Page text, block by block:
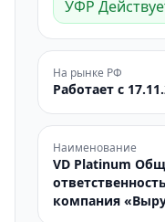
УФР
На рынке РФ
Работает с
Наименование
VD Platinum
компания